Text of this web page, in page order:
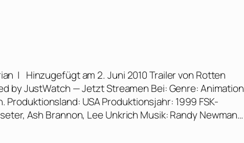
| Hinzugefügt am 2. Juni 2010 Trailer von Rotten
by JustWatch — Jetzt Streamen Bei: Genre: Animation
USA Produktionsjahr: 1999 FSK-
Ash Brannon, Lee Unkrich Musik: Randy Newman…